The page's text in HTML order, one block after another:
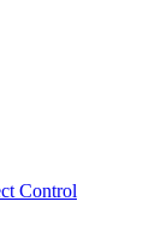
Control